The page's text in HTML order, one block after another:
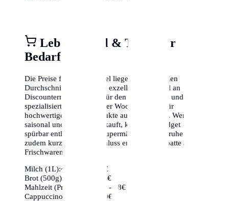
Lebensmittel & Täglicher
Bedarf
Die Preise für Lebensmittel liegen im nationalen
Durchschnitt. Es gibt eine exzellente Auswahl an
Discountern (Aldi, Lidl) für den Grundbedarf und
spezialisierte Bioläden oder Wochenmärkte für
hochwertige frische Produkte aus der Region. Wer
saisonal und regional einkauft, kann sein Budget
spürbar entlasten. Viele Supermärkte in Karlsruhe bieten
zudem kurz vor Ladenschluss erhebliche Rabatte auf
Frischwaren an.
Milch (1L):~1,10€ - 1,40€
Brot (500g):
~2,50€ - 4,00€
Mahlzeit (Preiswert):
~12€ - 18€
Cappuccino:
~3,50€ - 5,00€